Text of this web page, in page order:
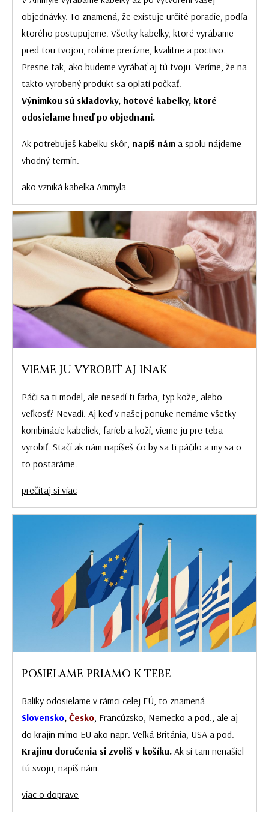
objednávky. To znamená, že existuje určité poradie, podľa
ktorého postupujeme. Všetky kabelky, ktoré vyrábame
pred tou tvojou, robíme precízne, kvalitne a poctivo.
Presne tak, ako budeme vyrábať aj tú tvoju. Veríme, že na
takto vyrobený produkt sa oplatí počkať.
Výnimkou sú skladovky, hotové kabelky, ktoré
odosielame hneď po objednaní.
Ak potrebuješ kabelku skôr, napíš nám a spolu nájdeme
vhodný termín.
ako vzniká kabelka Ammyla
VIEME JU VYROBIŤ AJ INAK
Páči sa ti model, ale nesedí ti farba, typ kože, alebo
veľkosť? Nevadí. Aj keď v našej ponuke nemáme všetky
kombinácie kabeliek, farieb a koží, vieme ju pre teba
vyrobiť. Stačí ak nám napíšeš čo by sa ti páčilo a my sa o
to postaráme.
prečítaj si viac
POSIELAME PRIAMO K TEBE
Balíky odosielame v rámci celej EÚ, to znamená
Slovensko, Česko , Francúzsko, Nemecko a pod., ale aj
do krajín mimo EU ako napr. Veľká Británia, USA a pod.
Krajinu doručenia si zvolíš v košíku. Ak si tam nenašiel
tú svoju, napíš nám.
viac o doprave